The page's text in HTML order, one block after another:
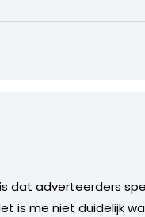
dat adverteerders
is me niet duidelijk